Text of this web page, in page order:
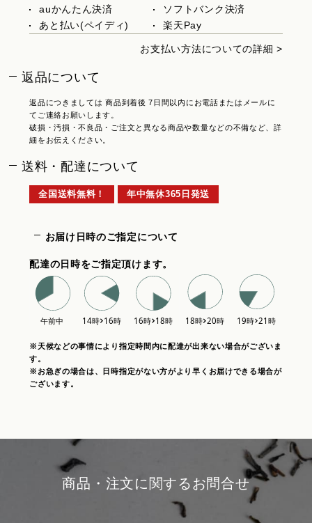
auかんたん決済
ソフトバンク決済
あと払い(ペイディ)
楽天Pay
お支払い方法についての詳細 >
返品について
返品につきましては 商品到着後 7日間以内にお電話またはメールに
てご連絡お願いします。
破損・汚損・不良品・ご注文と異なる商品や数量などの不備など、詳
細をお伝えください。
送料・配達について
全国送料無料！ 年中無休365日発送
お届け日時のご指定について
配達の日時をご指定頂けます。
※天候などの事情により指定時間内に配達が出来ない場合がございま
す。
※お急ぎの場合は、日時指定がない方がより早くお届けできる場合が
ございます。
商品・注文に関するお問合せ